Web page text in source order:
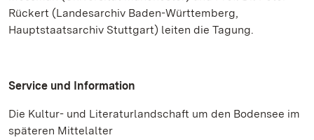
Rückert (Landesarchiv Baden-Württemberg,
Hauptstaatsarchiv Stuttgart) leiten die Tagung.
Service und Information
Die Kultur- und Literaturlandschaft um den Bodensee im
späteren Mittelalter